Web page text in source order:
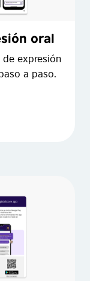
oral
expresión
a paso.